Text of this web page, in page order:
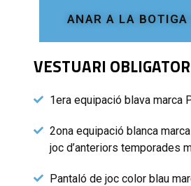
ANAR A LA
VESTUARI
1era equipació blava marca
2ona equipació blanca
joc d’anteriors temporades
Pantaló de joc color blau